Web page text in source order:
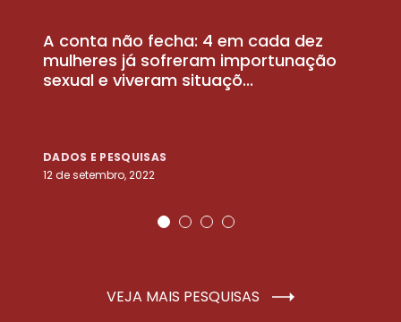
A conta não fecha: 4 em cada dez
mulheres já sofreram importunação
sexual e viveram situaçõ...
DADOS E PESQUISAS
12 de setembro, 2022
VEJA MAIS PESQUISAS